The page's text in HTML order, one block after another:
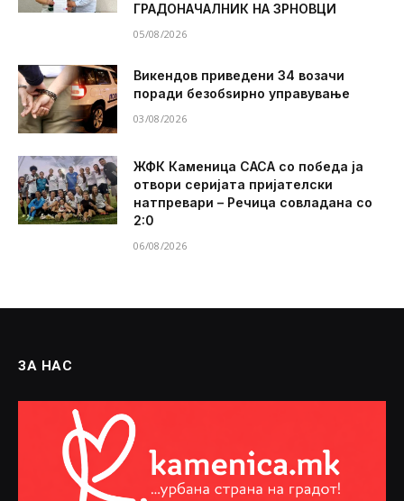
ГРАДОНАЧАЛНИК НА ЗРНОВЦИ
05/08/2026
Викендов приведени 34 возачи
поради безобѕирно управување
03/08/2026
ЖФК Каменица САСА со победа ја
отвори серијата пријателски
натпревари – Речица совладана со
2:0
06/08/2026
ЗА НАС